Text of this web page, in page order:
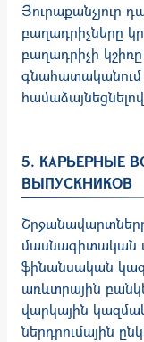
Յուրաքանչյուր
բաղադրիչները
բաղադրիչի
գնահատականում
5. КАРЬЕРНЫЕ
ВЫПУСКНИКОВ
մասնագիտական
ֆինանսական
առևտրային
վարկային
ներդրումային